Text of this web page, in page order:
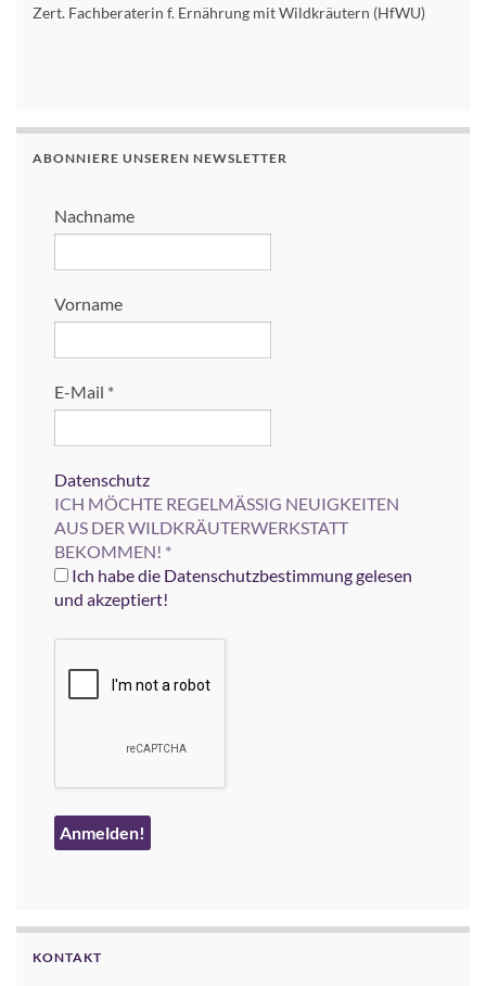
Zert. Fachberaterin f. Ernährung mit Wildkräutern (HfWU)
ABONNIERE UNSEREN NEWSLETTER
Nachname
Vorname
E-Mail *
Datenschutz
ICH MÖCHTE REGELMÄSSIG NEUIGKEITEN
AUS DER WILDKRÄUTERWERKSTATT
BEKOMMEN! *
Ich habe die Datenschutzbestimmung gelesen
und akzeptiert!
KONTAKT